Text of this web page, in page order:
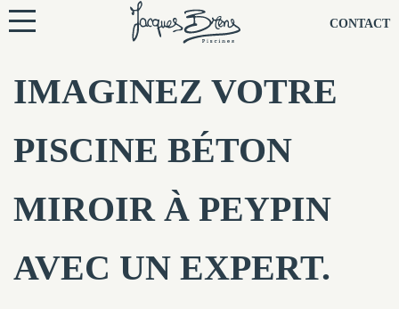
CONTACT
IMAGINEZ VOTRE
PISCINE BÉTON
MIROIR À PEYPIN
AVEC UN EXPERT.
NOS PISCINES
NOTRE TECHNIQUE
NOS CONSEILS
NOS AGENCES